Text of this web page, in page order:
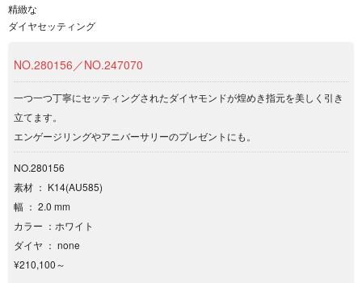
精緻な
ダイヤセッティング
NO.280156／NO.247070
一つ一つ丁寧にセッティングされたダイヤモンドが煌めき指元を美しく引き
立てます。
エンゲージリングやアニバーサリーのプレゼントにも。
NO.280156
素材 ： K14(AU585)
幅 ： 2.0 mm
カラー ：ホワイト
ダイヤ ： none
¥210,100～